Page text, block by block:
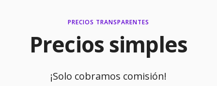
PRECIOS TRANSPARENTES
Precios simples
¡Solo cobramos comisión!